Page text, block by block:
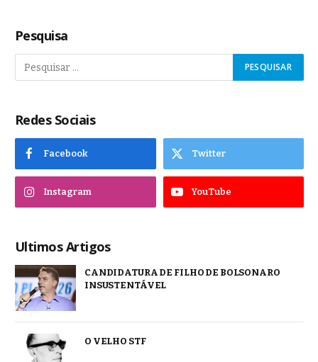
Pesquisa
Redes Sociais
Facebook Twitter
Instagram YouTube
Ultimos Artigos
CANDIDATURA DE FILHO DE BOLSONARO
INSUSTENTÁVEL
O VELHO STF